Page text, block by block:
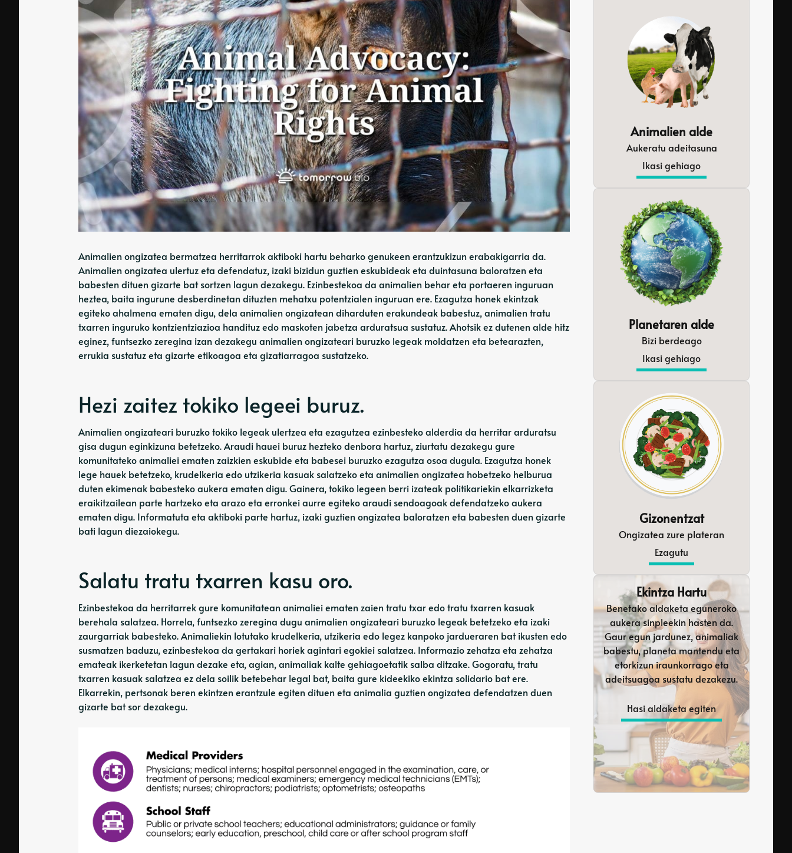
Animalien ongizatea bermatzea herritarrok aktiboki hartu beharko genukeen erantzukizun erabakigarria da.
Animalien ongizatea ulertuz eta defendatuz, izaki bizidun guztien eskubideak eta duintasuna baloratzen eta
babesten dituen gizarte bat sortzen lagun dezakegu. Ezinbestekoa da animalien behar eta portaeren inguruan
heztea, baita ingurune desberdinetan dituzten mehatxu potentzialen inguruan ere. Ezagutza honek ekintzak
egiteko ahalmena ematen digu, dela animalien ongizatean diharduten erakundeak babestuz, animalien tratu
txarren inguruko kontzientziazioa handituz edo maskoten jabetza arduratsua sustatuz. Ahotsik ez dutenen alde hitz
eginez, funtsezko zeregina izan dezakegu animalien ongizateari buruzko legeak moldatzen eta betearazten,
errukia sustatuz eta gizarte etikoagoa eta gizatiarragoa sustatzeko.
Hezi zaitez tokiko legeei buruz.
Animalien ongizateari buruzko tokiko legeak ulertzea eta ezagutzea ezinbesteko alderdia da herritar arduratsu
gisa dugun eginkizuna betetzeko. Araudi hauei buruz hezteko denbora hartuz, ziurtatu dezakegu gure
komunitateko animaliei ematen zaizkien eskubide eta babesei buruzko ezagutza osoa dugula. Ezagutza honek
lege hauek betetzeko, krudelkeria edo utzikeria kasuak salatzeko eta animalien ongizatea hobetzeko helburua
duten ekimenak babesteko aukera ematen digu. Gainera, tokiko legeen berri izateak politikariekin elkarrizketa
eraikitzailean parte hartzeko eta arazo eta erronkei aurre egiteko araudi sendoagoak defendatzeko aukera
ematen digu. Informatuta eta aktiboki parte hartuz, izaki guztien ongizatea baloratzen eta babesten duen gizarte
bati lagun diezaiokegu.
Salatu tratu txarren kasu oro.
Ezinbestekoa da herritarrek gure komunitatean animaliei ematen zaien tratu txar edo tratu txarren kasuak
berehala salatzea. Horrela, funtsezko zeregina dugu animalien ongizateari buruzko legeak betetzeko eta izaki
zaurgarriak babesteko. Animaliekin lotutako krudelkeria, utzikeria edo legez kanpoko jardueraren bat ikusten edo
susmatzen baduzu, ezinbestekoa da gertakari horiek agintari egokiei salatzea. Informazio zehatza eta zehatza
emateak ikerketetan lagun dezake eta, agian, animaliak kalte gehiagoetatik salba ditzake. Gogoratu, tratu
txarren kasuak salatzea ez dela soilik betebehar legal bat, baita gure kideekiko ekintza solidario bat ere.
Elkarrekin, pertsonak beren ekintzen erantzule egiten dituen eta animalia guztien ongizatea defendatzen duen
gizarte bat sor dezakegu.
Animalien alde
Aukeratu adeitasuna
Ikasi gehiago
Planetaren alde
Bizi berdeago
Ikasi gehiago
Gizonentzat
Ongizatea zure plateran
Ezagutu
Ekintza Hartu
Benetako aldaketa eguneroko
aukera sinpleekin hasten da.
Gaur egun jardunez, animaliak
babestu, planeta mantendu eta
etorkizun iraunkorrago eta
adeitsuagoa sustatu dezakezu.
Hasi aldaketa egiten